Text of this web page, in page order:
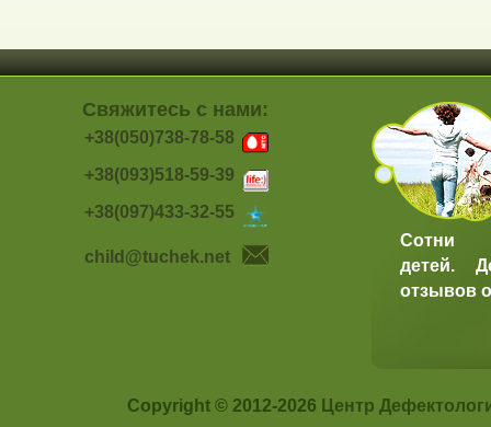
Свяжитесь с нами:
+38(050)738-78-58
+38(093)518-59-39
+38(097)433-32-55
child@tuchek.net
Сотни
детей.
отзывов
Copyright © 2012-2026 Центр